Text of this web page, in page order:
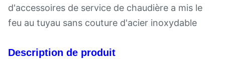
d'accessoires de service de chaudière a mis le
feu au tuyau sans couture d'acier inoxydable
Description de produit